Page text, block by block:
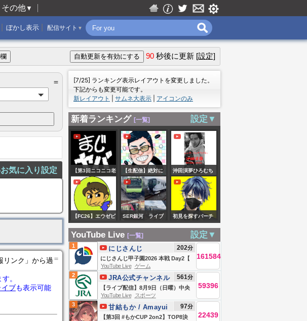
その他▼
配信サイト ▼
ぼかし表示
90 秒後に更新 [設定]
＝
お気に入り設定
＝
リンク」から過
。
イブも表示可能
[7/25] ランキング表示レイアウトを変更しました。
下記からも変更可能です。
新レイアウト
サムネ大表示 アイコンのみ
新着ランキング [一覧] 設定▼
【第3回ニコニコ老
人会RUST】今宵、
王が産まれる
#3【鬱視点】
【生配信】絶対に
死ねないパルワー
ルド、始めます。
沖田演夢ひろむち
ゃんねる がライブ
配信中！
【FC26】エウゼビ
オ来てたので緊急
SER銀河 ライブ
配信 外房線 総
武快速線直通 快
速久里浜行き 誉
田から錦糸町 グ
リーン車2階席視界
側面展望 注意⚠️コ
メント返信できま
初見を探すバーチ
ャルユーチューバ
ー。【Vtuber】
【雑談】
YouTube Live [一覧] 設定▼
1
にじさんじ甲子園2026 本戦 Day2【
#にじ甲2026_Day2 】
にじさんじ 202分
161584
YouTube Live ゲーム
2
【ライブ配信】8月9日（日曜）中央
競馬全レース中継（新潟・中京・札
幌）
JRA公式チャンネル 561分
59396
YouTube Live
スポーツ
3
【第3回 #もかCUP 2on2】TOP8決
甘結もか / Amayui
Moka
97分
22439